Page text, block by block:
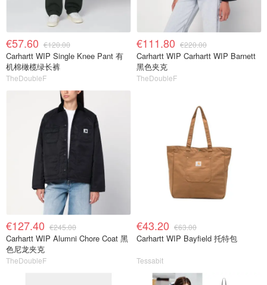
€57.60 €120.00
Carhartt WIP Single Knee Pant 有
机棉橄榄绿长裤
TheDoubleF
€111.80 €220.00
Carhartt WIP Carhartt WIP Barnett
黑色夹克
TheDoubleF
€127.40 €245.00
Carhartt WIP Alumni Chore Coat 黑
色尼龙夹克
TheDoubleF
€43.20 €63.00
Carhartt WIP Bayfield 托特包
Tessabit